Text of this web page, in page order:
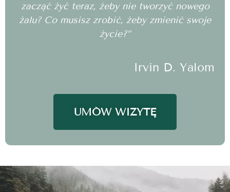
zacząć żyć teraz, żeby nie tworzyć nowego
żalu? Co musisz zrobić, żeby zmienić swoje
życie?”
Irvin D. Yalom
UMÓW WIZYTĘ